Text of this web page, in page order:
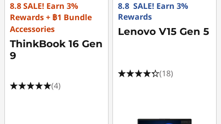
ท็8.8 SALE! Earn 3%
Rewards + ฿1 Bundle
Accessories
ThinkBook 16 Gen
9
(4)
8.8 SALE! Earn 3%
Rewards
Lenovo V15 Gen 5
(18)